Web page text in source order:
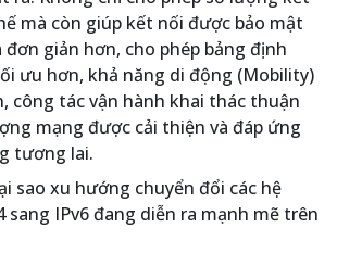
mà còn giúp kết nối được bảo mật
đơn giản hơn, cho phép bảng định
ưu hơn, khả năng di động (Mobility)
công tác vận hành khai thác thuận
mạng được cải thiện và đáp ứng
tương lai.
sao xu hướng chuyển đổi các hệ
sang IPv6 đang diễn ra mạnh mẽ trên